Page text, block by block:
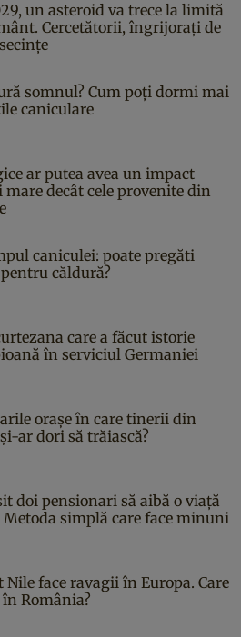
un asteroid va trece la limită
Cercetătorii, îngrijorați de
somnul? Cum poți dormi mai
caniculare
ar putea avea un impact
decât cele provenite din
caniculei: poate pregăti
căldură?
care a făcut istorie
în serviciul Germaniei
orașe în care tinerii din
ar dori să trăiască?
doi pensionari să aibă o viață
simplă care face minuni
Nile face ravagii în Europa. Care
România?